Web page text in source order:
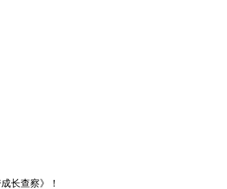
长查察》！